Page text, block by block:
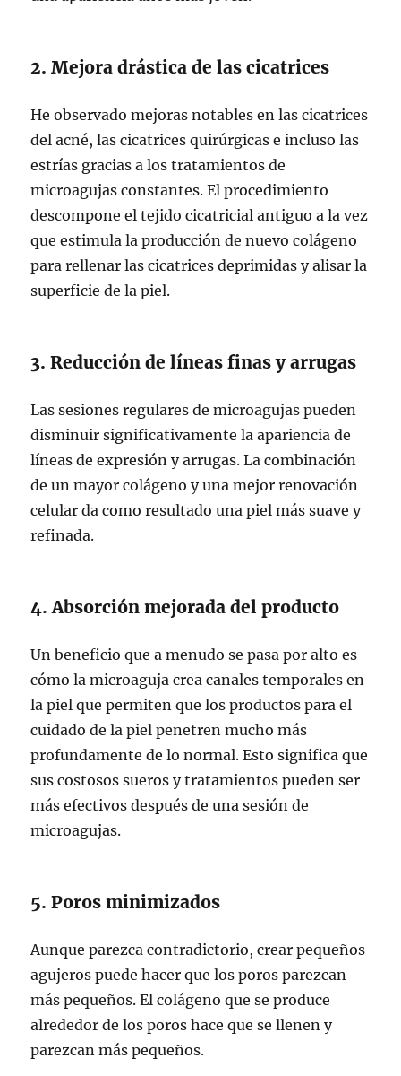
2. Mejora drástica de las cicatrices
He observado mejoras notables en las cicatrices
del acné, las cicatrices quirúrgicas e incluso las
estrías gracias a los tratamientos de
microagujas constantes. El procedimiento
descompone el tejido cicatricial antiguo a la vez
que estimula la producción de nuevo colágeno
para rellenar las cicatrices deprimidas y alisar la
superficie de la piel.
3. Reducción de líneas finas y arrugas
Las sesiones regulares de microagujas pueden
disminuir significativamente la apariencia de
líneas de expresión y arrugas. La combinación
de un mayor colágeno y una mejor renovación
celular da como resultado una piel más suave y
refinada.
4. Absorción mejorada del producto
Un beneficio que a menudo se pasa por alto es
cómo la microaguja crea canales temporales en
la piel que permiten que los productos para el
cuidado de la piel penetren mucho más
profundamente de lo normal. Esto significa que
sus costosos sueros y tratamientos pueden ser
más efectivos después de una sesión de
microagujas.
5. Poros minimizados
Aunque parezca contradictorio, crear pequeños
agujeros puede hacer que los poros parezcan
más pequeños. El colágeno que se produce
alrededor de los poros hace que se llenen y
parezcan más pequeños.